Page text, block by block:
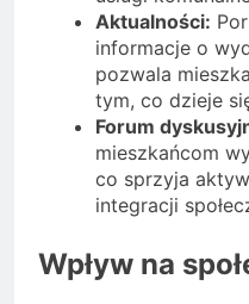
Aktualności:
informacje o
pozwala
tym, co dzieje
Forum
mieszkańcom
co sprzyja
integracji
Wpływ na